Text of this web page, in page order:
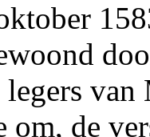
legers
om, de